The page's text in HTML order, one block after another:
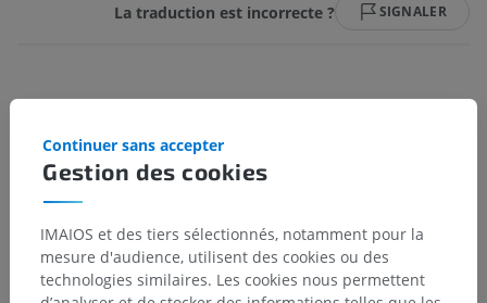
La traduction est incorrecte ? SIGNALER
Anatomie humaine 2
Anatomie humaine 1
Gestion des cookies
Continuer sans accepter
IMAIOS et des tiers sélectionnés, notamment pour la
mesure d'audience, utilisent des cookies ou des
technologies similaires. Les cookies nous permettent